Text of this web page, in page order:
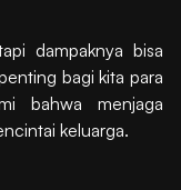
dampaknya bisa
bagi kita para
bahwa menjaga
keluarga.